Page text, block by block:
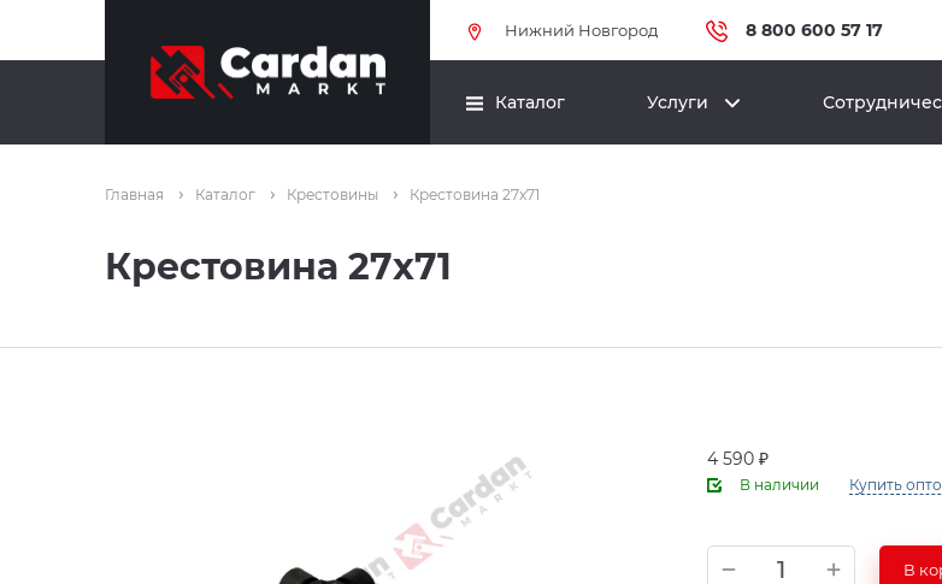
Нижний Новгород 8 800 600 57 17
Каталог Услуги
Главная Каталог Крестовины Крестовина 27x71
Крестовина 27x71
4 590 ₽
В наличии Купить
В